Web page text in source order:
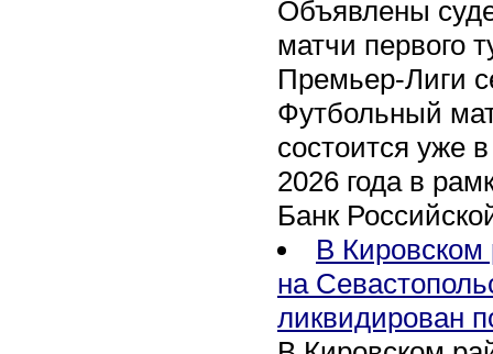
Объявлены
матчи первого
Премьер-Лиги
Футбольный
состоится уже
2026 года в
Банк
В Кировском
на
ликвидирован